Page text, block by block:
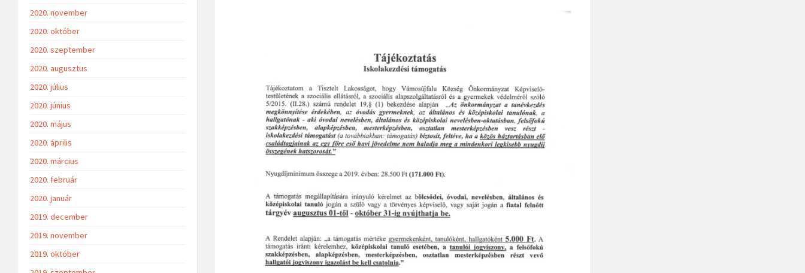
2020. november
2020. október
2020. szeptember
2020. augusztus
2020. július
2020. június
2020. május
2020. április
2020. március
2020. február
2020. január
2019. december
2019. november
2019. október